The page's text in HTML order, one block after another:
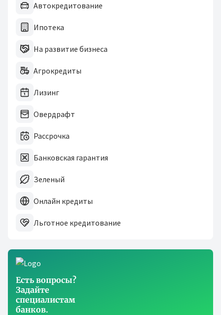
Автокредитование
Ипотека
На развитие бизнеса
Агрокредиты
Лизинг
Овердрафт
Рассрочка
Банковская гарантия
Зеленый
Онлайн кредиты
Льготное кредитование
Есть вопросы?
Задайте
специалистам
банков.